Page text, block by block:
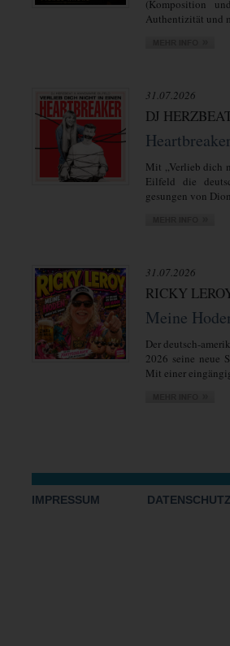
(Komposition
Authentizität und
31.07.2026
DJ
Heartbreaker
Mit „Verlieb dich
Eilfeld die
gesungen von
31.07.2026
RICKY
Meine
Der deutsch-
2026 seine neue
Mit einer
IMPRESSUM